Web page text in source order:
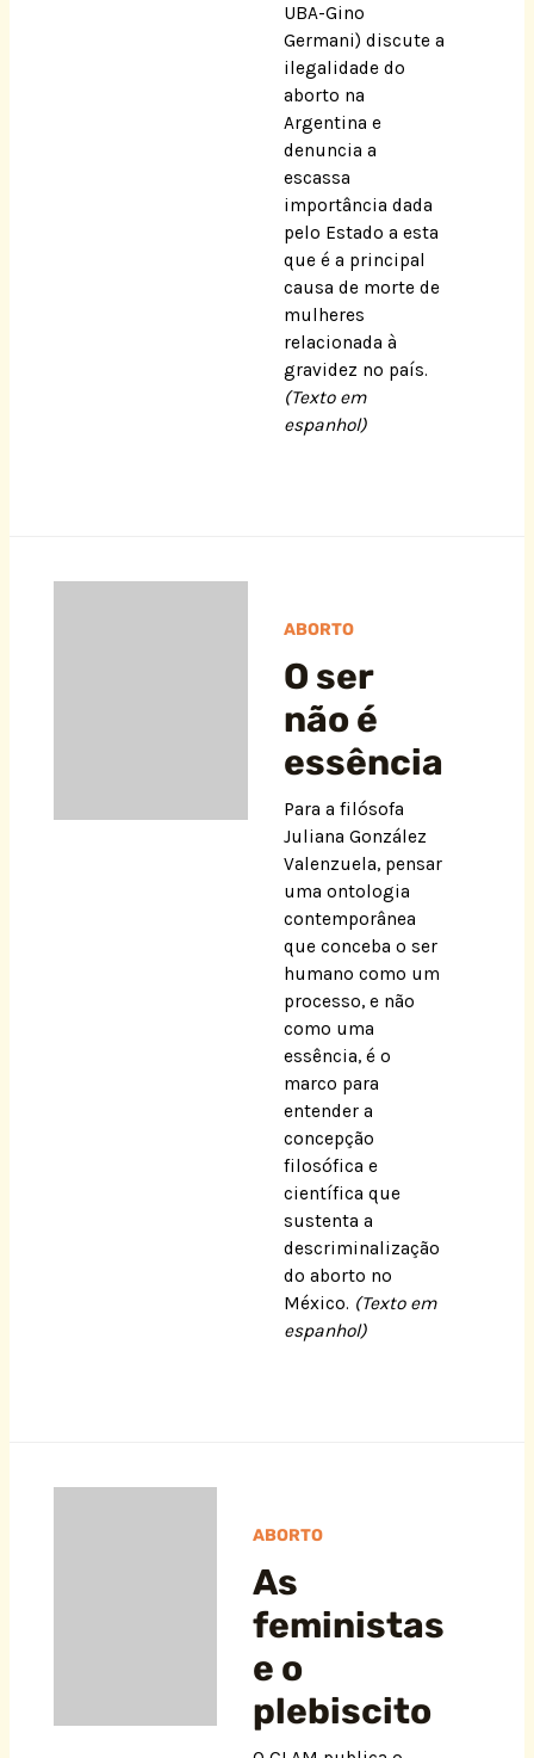
UBA-Gino
Germani) discute a
ilegalidade do
aborto na
Argentina e
denuncia a
escassa
importância dada
pelo Estado a esta
que é a principal
causa de morte de
mulheres
relacionada à
gravidez no país.
(Texto em
espanhol)
ABORTO
O ser
não é
essência
Para a filósofa
Juliana González
Valenzuela, pensar
uma ontologia
contemporânea
que conceba o ser
humano como um
processo, e não
como uma
essência, é o
marco para
entender a
concepção
filosófica e
científica que
sustenta a
descriminalização
do aborto no
México. (Texto em
espanhol)
ABORTO
As
feministas
e o
plebiscito